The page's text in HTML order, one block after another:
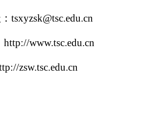
tsxyzsk@tsc.edu.cn
www.tsc.edu.cn
zsw.tsc.edu.cn